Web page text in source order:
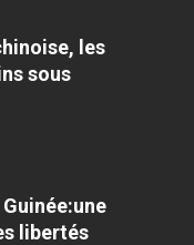
les
sous
libertés